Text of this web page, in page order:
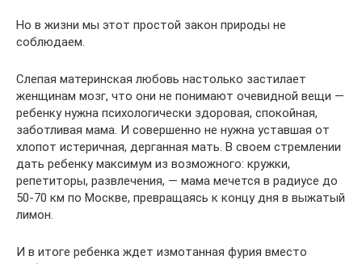
Но в жизни мы этот простой закон природы не
соблюдаем.
Слепая материнская любовь настолько застилает
женщинам мозг, что они не понимают очевидной вещи —
ребенку нужна психологически здоровая, спокойная,
заботливая мама. И совершенно не нужна уставшая от
хлопот истеричная, дерганная мать. В своем стремлении
дать ребенку максимум из возможного: кружки,
репетиторы, развлечения, — мама мечется в радиусе до
50-70 км по Москве, превращаясь к концу дня в выжатый
лимон.
И в итоге ребенка ждет измотанная фурия вместо